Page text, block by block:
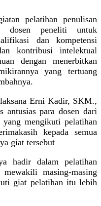
pelatihan penulisan
dosen peneliti untuk
dan kompetensi
kontribusi intelektual
dengan menerbitkan
yang tertuang
Erni Kadir, SKM.,
antusias para dosen dari
mengikuti pelatihan
kepada semua
giat tersebut
hadir dalam pelatihan
masing-masing
giat pelatihan itu lebih